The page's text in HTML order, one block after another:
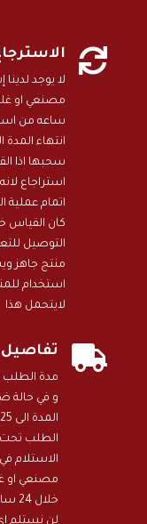

لا يوجد
ساعه من
انتهاء
سحبها اذا
استراجاع
اتمام عملية
كان القياس
التوصيل
منتج جاهز
استخدام
لايتحمل هذا

و في حالة
الطلب
الاستلام
مصنعي او
لن نستلم